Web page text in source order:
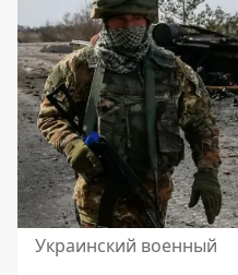
Украинский военный